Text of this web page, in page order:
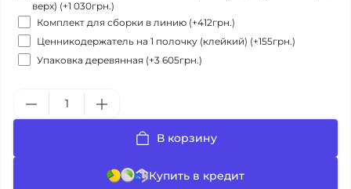
верх) (+1 030грн.)
Комплект для сборки в линию (+412грн.)
Ценникодержатель на 1 полочку (клейкий) (+155грн.)
Упаковка деревянная (+3 605грн.)
В корзину
Купить в кредит